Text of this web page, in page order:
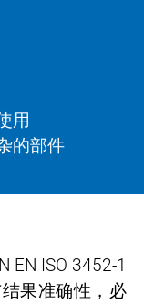
用
的部件
EN ISO 3452-1
果准确性，必